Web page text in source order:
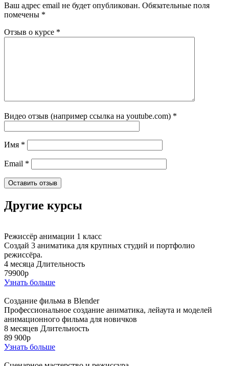
Ваш адрес email не будет опубликован. Обязательные поля
помечены *
Отзыв о курсе *
Видео отзыв (например ссылка на youtube.com) *
Имя *
Email *
Другие курсы
Режиссёр анимации 1 класс
Создай 3 аниматика для крупных студий и портфолио
режиссёра.
4 месяца Длительность
79900р
Узнать больше
Создание фильма в Blender
Профессиональное создание аниматика, лейаута и моделей
анимационного фильма для новичков
8 месяцев Длительность
89 900р
Узнать больше